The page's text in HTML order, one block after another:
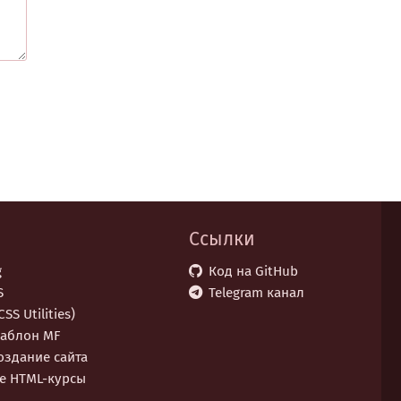
Utilities)
MF
сайта
НТML-курсы
Ссылки
Код на GitHub
Telegram канал